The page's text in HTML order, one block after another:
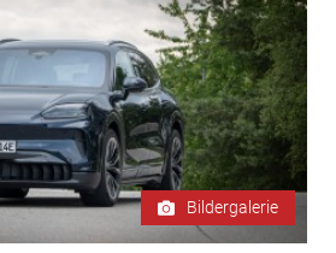
Bildergalerie